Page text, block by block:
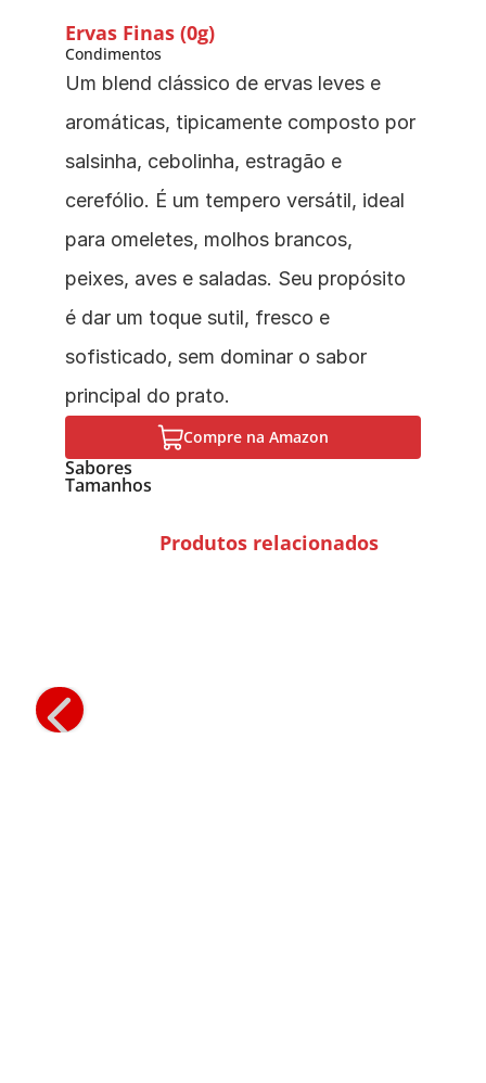
Ervas Finas (0g)
Condimentos
Um blend clássico de ervas leves e
aromáticas, tipicamente composto por
salsinha, cebolinha, estragão e
cerefólio. É um tempero versátil, ideal
para omeletes, molhos brancos,
peixes, aves e saladas. Seu propósito
é dar um toque sutil, fresco e
sofisticado, sem dominar o sabor
principal do prato.
Compre na Amazon
Sabores
Tamanhos
Produtos relacionados